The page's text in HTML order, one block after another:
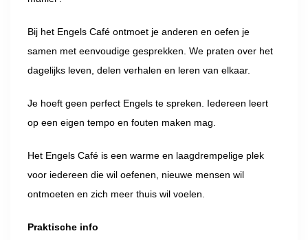
Bij het Engels Café ontmoet je anderen en oefen je
samen met eenvoudige gesprekken. We praten over het
dagelijks leven, delen verhalen en leren van elkaar.
Je hoeft geen perfect Engels te spreken. Iedereen leert
op een eigen tempo en fouten maken mag.
Het Engels Café is een warme en laagdrempelige plek
voor iedereen die wil oefenen, nieuwe mensen wil
ontmoeten en zich meer thuis wil voelen.
Praktische info